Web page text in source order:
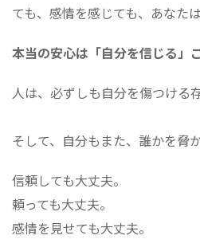
ても、感情を感じても、あなた
本当の安心は「自分を信じる」
人は、必ずしも自分を傷つける
そして、自分もまた、誰かを脅
信頼しても大丈夫。
頼っても大丈夫。
感情を見せても大丈夫。